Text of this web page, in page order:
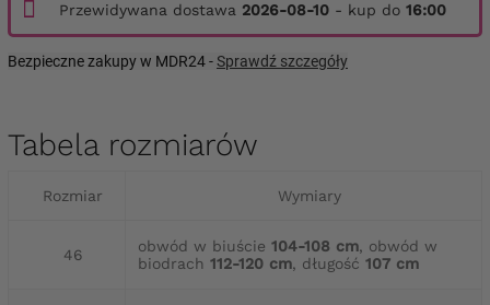
Przewidywana dostawa 2026-08-10 - kup do 16:00
Bezpieczne zakupy w MDR24 -Sprawdź szczegóły
Tabela rozmiarów
Rozmiar Wymiary
46 obwód w biuście 104-108 cm, obwód w
biodrach 112-120 cm, długość 107 cm